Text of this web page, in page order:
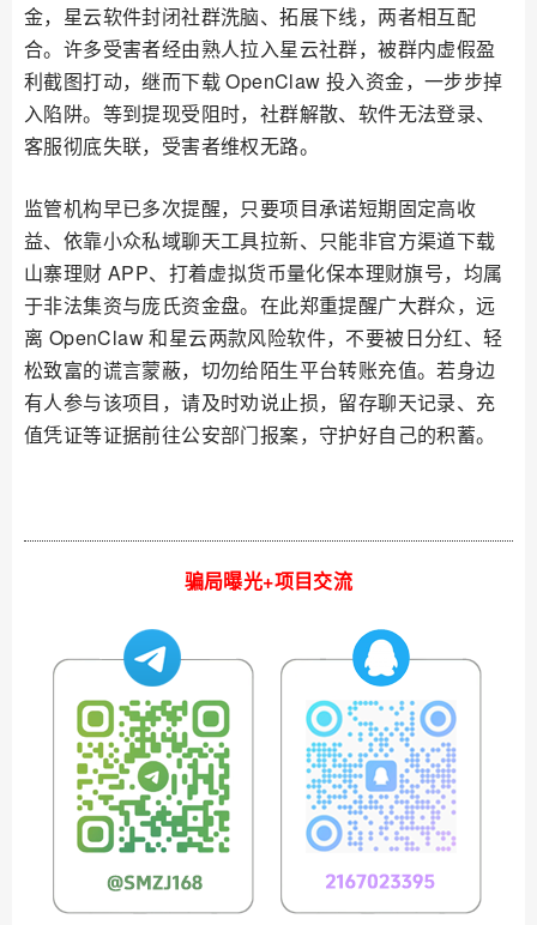
金，星云软件封闭社群洗脑、拓展下线，两者相互配
合。许多受害者经由熟人拉入星云社群，被群内虚假盈
利截图打动，继而下载 OpenClaw 投入资金，一步步掉
入陷阱。等到提现受阻时，社群解散、软件无法登录、
客服彻底失联，受害者维权无路。
监管机构早已多次提醒，只要项目承诺短期固定高收
益、依靠小众私域聊天工具拉新、只能非官方渠道下载
山寨理财 APP、打着虚拟货币量化保本理财旗号，均属
于非法集资与庞氏资金盘。在此郑重提醒广大群众，远
离 OpenClaw 和星云两款风险软件，不要被日分红、轻
松致富的谎言蒙蔽，切勿给陌生平台转账充值。若身边
有人参与该项目，请及时劝说止损，留存聊天记录、充
值凭证等证据前往公安部门报案，守护好自己的积蓄。
骗局曝光+项目交流